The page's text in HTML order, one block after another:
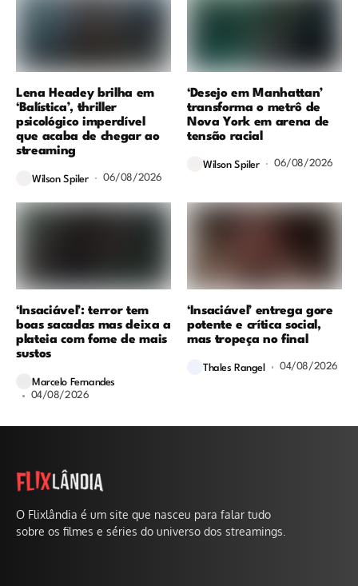
Lena Headey brilha em
‘Balística’, thriller
psicológico imperdível
que acaba de chegar ao
streaming
Wilson Spiler 06/08/2026
‘Desejo em Manhattan’
transforma o metrô de
Nova York em arena de
tensão racial
Wilson Spiler 06/08/2026
‘Insaciável’: terror tem
boas sacadas mas deixa a
plateia com fome de mais
sustos
Marcelo Fernandes
04/08/2026
‘Insaciável’ entrega gore
potente e crítica social,
mas tropeça no final
Thales Rangel 04/08/2026
O Flixlândia é um site que nasceu para falar tudo
sobre os filmes e séries do universo dos streamings.